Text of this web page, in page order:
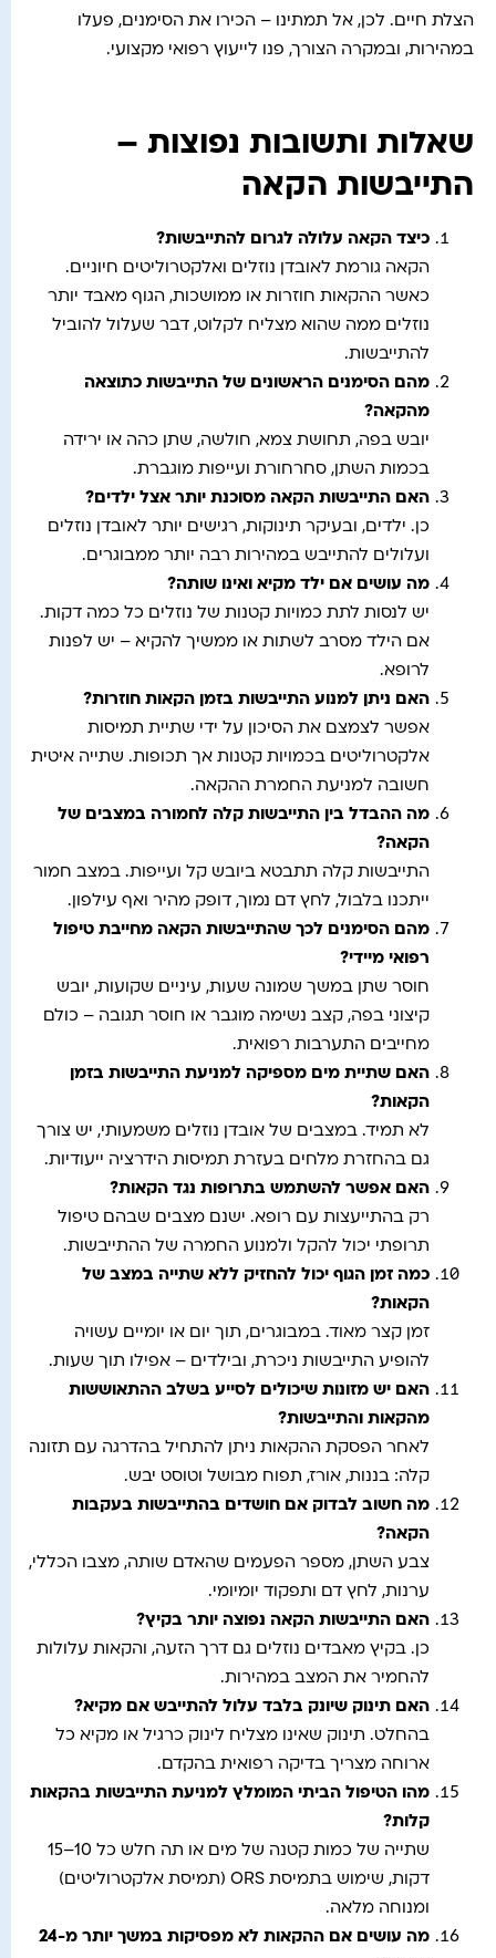
הצלת חיים. לכן, אל תמתינו – הכירו את הסימנים, פעלו
במהירות, ובמקרה הצורך, פנו לייעוץ רפואי מקצועי.
שאלות ותשובות נפוצות –
התייבשות הקאה
כיצד הקאה עלולה לגרום להתייבשות?
הקאה גורמת לאובדן נוזלים ואלקטרוליטים חיוניים.
כאשר ההקאות חוזרות או ממושכות, הגוף מאבד יותר
נוזלים ממה שהוא מצליח לקלוט, דבר שעלול להוביל
להתייבשות.
מהם הסימנים הראשונים של התייבשות כתוצאה
מהקאה?
יובש בפה, תחושת צמא, חולשה, שתן כהה או ירידה
בכמות השתן, סחרחורת ועייפות מוגברת.
האם התייבשות הקאה מסוכנת יותר אצל ילדים?
כן. ילדים, ובעיקר תינוקות, רגישים יותר לאובדן נוזלים
ועלולים להתייבש במהירות רבה יותר ממבוגרים.
מה עושים אם ילד מקיא ואינו שותה?
יש לנסות לתת כמויות קטנות של נוזלים כל כמה דקות.
אם הילד מסרב לשתות או ממשיך להקיא – יש לפנות
לרופא.
האם ניתן למנוע התייבשות בזמן הקאות חוזרות?
אפשר לצמצם את הסיכון על ידי שתיית תמיסות
אלקטרוליטים בכמויות קטנות אך תכופות. שתייה איטית
חשובה למניעת החמרת ההקאה.
מה ההבדל בין התייבשות קלה לחמורה במצבים של
הקאה?
התייבשות קלה תתבטא ביובש קל ועייפות. במצב חמור
ייתכנו בלבול, לחץ דם נמוך, דופק מהיר ואף עילפון.
מהם הסימנים לכך שהתייבשות הקאה מחייבת טיפול
רפואי מיידי?
חוסר שתן במשך שמונה שעות, עיניים שקועות, יובש
קיצוני בפה, קצב נשימה מוגבר או חוסר תגובה – כולם
מחייבים התערבות רפואית.
האם שתיית מים מספיקה למניעת התייבשות בזמן
הקאות?
לא תמיד. במצבים של אובדן נוזלים משמעותי, יש צורך
גם בהחזרת מלחים בעזרת תמיסות הידרציה ייעודיות.
האם אפשר להשתמש בתרופות נגד הקאות?
רק בהתייעצות עם רופא. ישנם מצבים שבהם טיפול
תרופתי יכול להקל ולמנוע החמרה של ההתייבשות.
כמה זמן הגוף יכול להחזיק ללא שתייה במצב של
הקאות?
זמן קצר מאוד. במבוגרים, תוך יום או יומיים עשויה
להופיע התייבשות ניכרת, ובילדים – אפילו תוך שעות.
האם יש מזונות שיכולים לסייע בשלב ההתאוששות
מהקאות והתייבשות?
לאחר הפסקת ההקאות ניתן להתחיל בהדרגה עם תזונה
קלה: בננות, אורז, תפוח מבושל וטוסט יבש.
מה חשוב לבדוק אם חושדים בהתייבשות בעקבות
הקאה?
צבע השתן, מספר הפעמים שהאדם שותה, מצבו הכללי,
ערנות, לחץ דם ותפקוד יומיומי.
האם התייבשות הקאה נפוצה יותר בקיץ?
כן. בקיץ מאבדים נוזלים גם דרך הזעה, והקאות עלולות
להחמיר את המצב במהירות.
האם תינוק שיונק בלבד עלול להתייבש אם מקיא?
בהחלט. תינוק שאינו מצליח לינוק כרגיל או מקיא כל
ארוחה מצריך בדיקה רפואית בהקדם.
מהו הטיפול הביתי המומלץ למניעת התייבשות בהקאות
קלות?
שתייה של כמות קטנה של מים או תה חלש כל 10–15
דקות, שימוש בתמיסת ORS (תמיסת אלקטרוליטים)
ומנוחה מלאה.
מה עושים אם ההקאות לא מפסיקות במשך יותר מ-24